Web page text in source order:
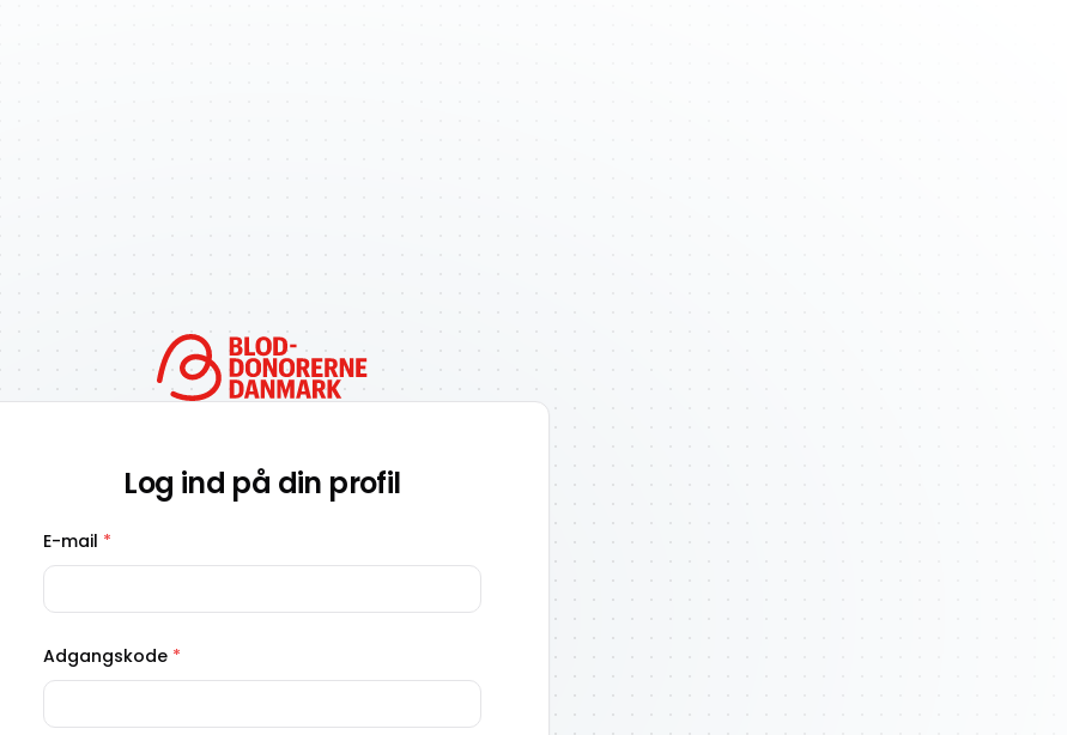
Log ind på din profil
E-mail *
Adgangskode *